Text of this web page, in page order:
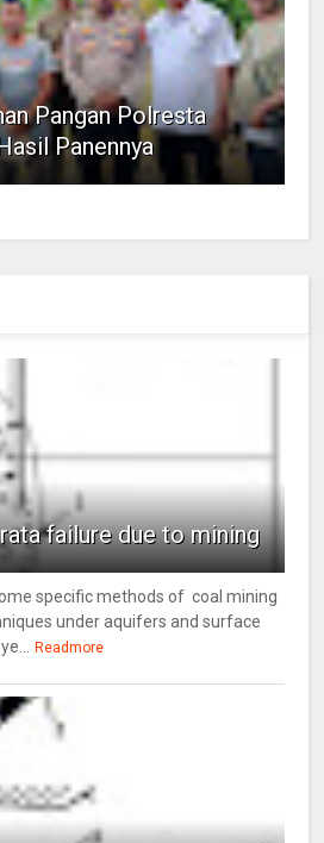
Pangan Polresta
Panennya
failure due to mining
specific methods of coal mining
under aquifers and surface
Readmore